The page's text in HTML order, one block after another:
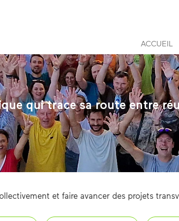
ACCUEIL
qui trace sa route entre
et faire avancer des projets